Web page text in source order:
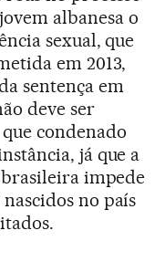
albanesa o
sexual, que
em 2013,
sentença em
deve ser
condenado
já que a
impede
no país